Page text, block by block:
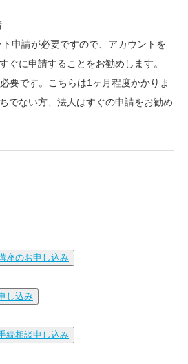
申請が必要ですので、アカウントを
ぐに申請することをお勧めします。
要です。こちらは1ヶ月程度かかりま
でない方、法人はすぐの申請をお勧め
座のお申し込み
し込み
続相談申し込み